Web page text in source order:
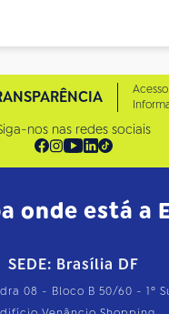
nos nas redes sociais
onde está a
SEDE: Brasília DF
08 - Bloco B 50/60 - 1º